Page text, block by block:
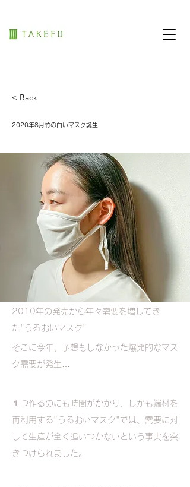
< Back
2020年8月竹の白いマスク誕生
2010年の発売から年々需要を増してき
た"うるおいマスク"
そこに今年、予想もしなかった爆発的なマス
ク需要が発生…
１つ作るのにも時間がかかり、しかも端材を
再利用する"うるおいマスク"では、需要に対
して生産が全く追いつかないという事実を突
きつけられました。